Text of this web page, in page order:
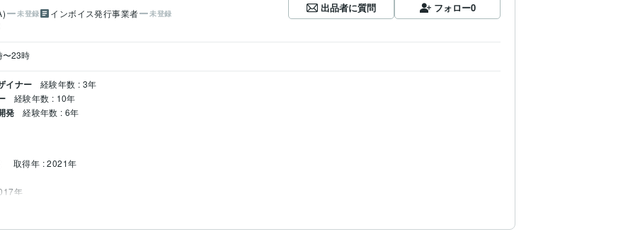
未登録 インボイス発行事業者 未登録 出品者に質問 フォロー0
〜23時
イナー 経験年数 : 3年
経験年数 : 10年
発 経験年数 : 6年
取得年 : 2021年
年